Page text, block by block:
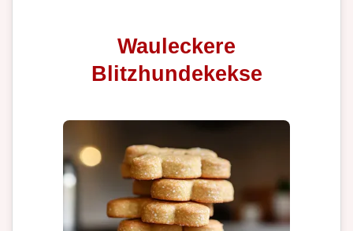
Wauleckere
Blitzhundekekse